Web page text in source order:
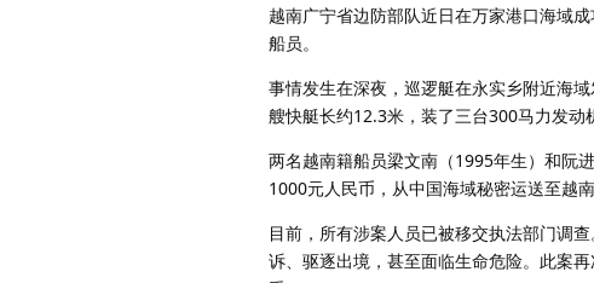
越南广宁省边防部队近日在万家港口海域
船员。
事情发生在深夜，巡逻艇在永实乡附近海
艘快艇长约12.3米，装了三台300马力发动
两名越南籍船员梁文南（1995年生）和阮
1000元人民币，从中国海域秘密运送至越南
目前，所有涉案人员已被移交执法部门调
诉、驱逐出境，甚至面临生命危险。此案